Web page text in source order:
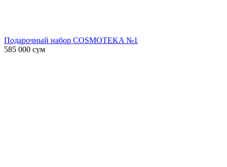
Подарочный набор COSMOTEKA №1
585 000 сум